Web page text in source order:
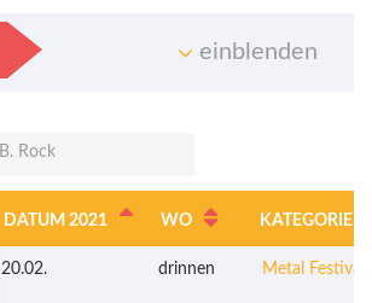
einblenden
DATUM 2021 WO KATEGORIE
20.02. drinnen Metal Festivals